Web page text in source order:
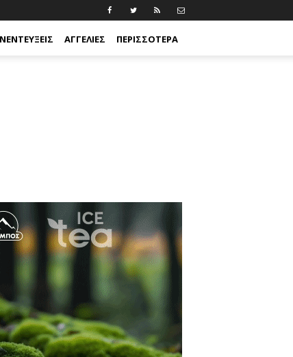
ΑΓΓΕΛΊΕΣ ΠΕΡΙΣΣΟΤΕΡΑ